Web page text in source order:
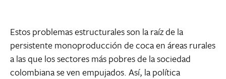
Estos problemas estructurales son la raíz de la
persistente monoproducción de coca en áreas rurales
a las que los sectores más pobres de la sociedad
colombiana se ven empujados. Así, la política